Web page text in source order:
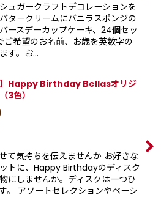
ュガークラフトデコレーションを
タークリームにバニラスポンジの
ースデーカップケーキ、24個セッ
ご希望のお名前、お歳を英数字の
す。お…
】Happy Birthday Bellasオリジ
3色）
て気持ちを伝えませんか お好きな
トに、Happy Birthdayのディスク
にしませんか。ディスクは一つひ
。 アソートセレクションやベーシ